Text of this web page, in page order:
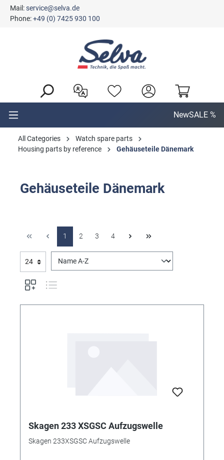
content
Mail:service@selva.de
Phone:+49 (0) 7425 930 100
NewSALE %
All Categories
Watch spare parts
Housing parts by reference
Gehäuseteile Dänemark
Gehäuseteile Dänemark
1 2 3 4
Skagen 233 XSGSC Aufzugswelle
Skagen 233XSGSC Aufzugswelle